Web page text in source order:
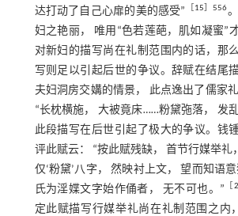
达打动了自己心扉的美的感受”
15 ］556
妇之艳丽， 唯用“色若莲葩，肌如凝蜜”
对新妇的描写尚在礼制范围内的话，那
写则足以引起后世的争议。辞赋在结尾
夫妇洞房交媾的情景， 此点逸出了儒家
“长枕横施， 大被竟床……粉黛㢮落， 发
此段描写在后世引起了极大的争议。钱
评此赋云： “按此赋残缺， 首节行媒举礼
仅‘粉黛’八字， 然映衬上文， 望而知语
氏为淫媟文字始作俑者， 无不可也。”
定此赋描写行媒举礼尚在礼制范围之内